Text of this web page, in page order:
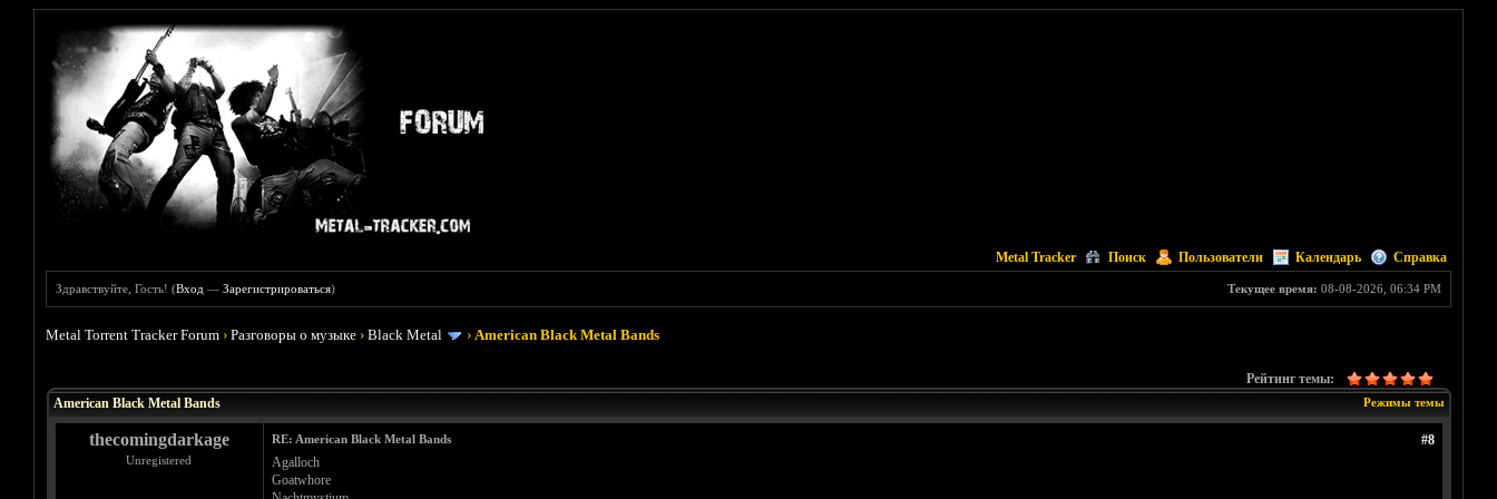
Metal Tracker Поиск Пользователи Календарь Справка
Текущее время: 08-08-2026, 06:34 PM
Здравствуйте, Гость! (Вход —Зарегистрироваться)
Metal Torrent Tracker Forum ›Разговоры о музыке ›Black Metal ›American Black Metal Bands
Рейтинг темы:
Режимы темы
American Black Metal Bands
thecomingdarkage
Unregistered
#8
RE: American Black Metal Bands
Agalloch
Goatwhore